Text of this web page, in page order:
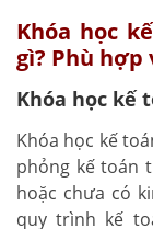
Khóa học
gì? Phù hợp
Khóa học kế
Khóa học kế
phỏng kế toán
hoặc chưa có
quy trình kế